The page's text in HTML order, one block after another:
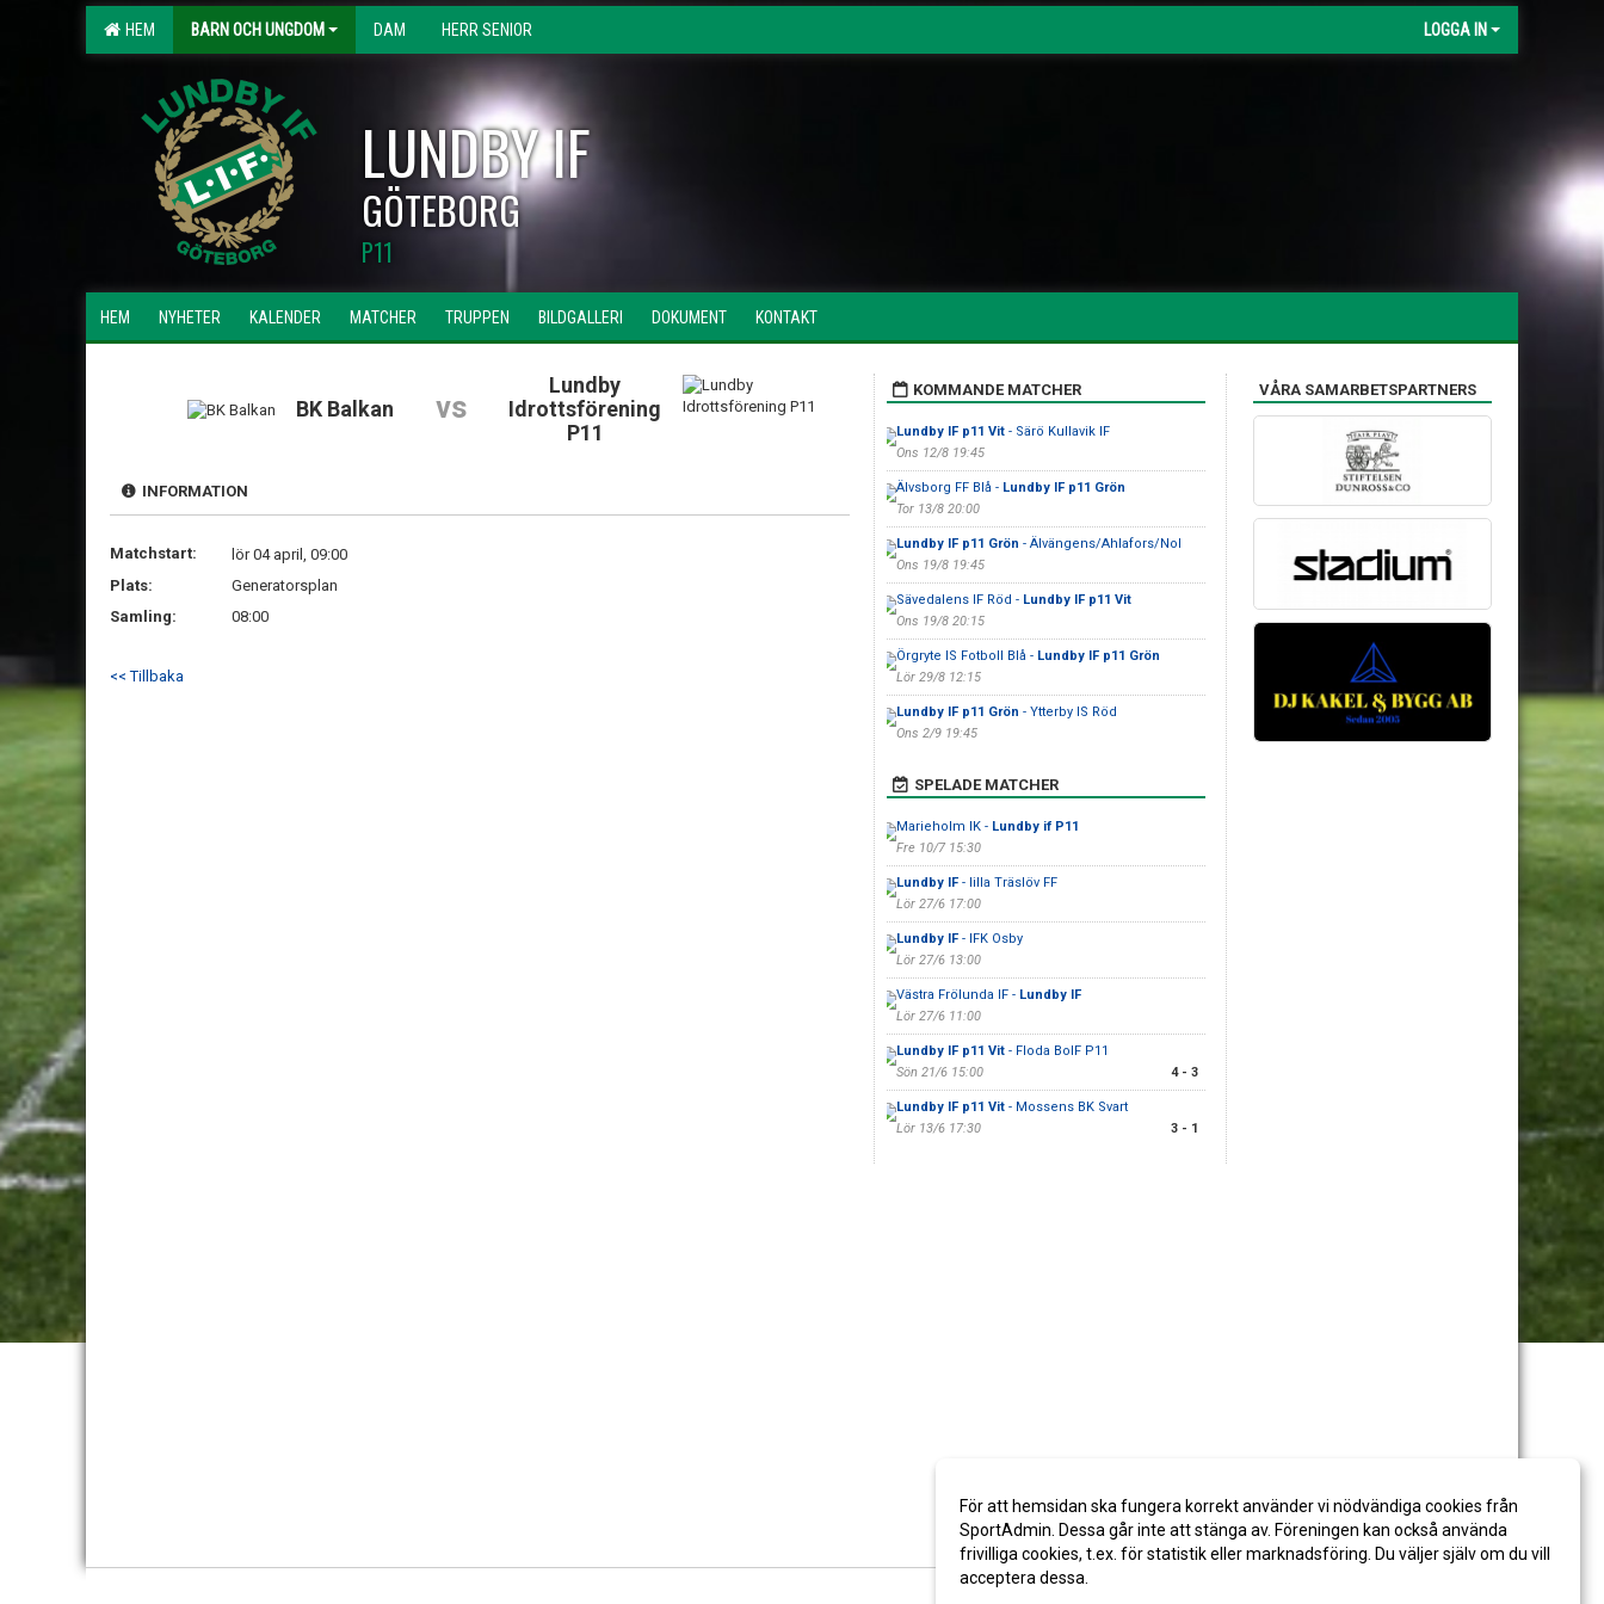
HEM BARN OCH UNGDOM DAM HERR SENIOR LOGGA IN
LUNDBY IF
GÖTEBORG
P11
HEM NYHETER KALENDER MATCHER TRUPPEN BILDGALLERI DOKUMENT KONTAKT
BK Balkan vs
Lundby
Idrottsförening
P11
INFORMATION
Matchstart:
lör 04 april, 09:00
Plats:
Generatorsplan
Samling:
08:00
<< Tillbaka
KOMMANDE MATCHER
Lundby IF p11 Vit- Särö Kullavik IF
Ons 12/8 19:45
Älvsborg FF Blå - Lundby IF p11 Grön
Tor 13/8 20:00
Lundby IF p11 Grön - Älvängens/Ahlafors/Nol
Ons 19/8 19:45
Sävedalens IF Röd - Lundby IF p11 Vit
Ons 19/8 20:15
Örgryte IS Fotboll Blå - Lundby IF p11 Grön
Lör 29/8 12:15
Lundby IF p11 Grön - Ytterby IS Röd
Ons 2/9 19:45
SPELADE MATCHER
Marieholm IK - Lundby if P11
Fre 10/7 15:30
Lundby IF- lilla Träslöv FF
Lör 27/6 17:00
Lundby IF- IFK Osby
Lör 27/6 13:00
Västra Frölunda IF - Lundby IF
Lör 27/6 11:00
Lundby IF p11 Vit- Floda BoIF P11
Sön 21/6 15:00
4 - 3
Lundby IF p11 Vit- Mossens BK Svart
Lör 13/6 17:30
3 - 1
VÅRA SAMARBETSPARTNERS
För att hemsidan ska fungera korrekt använder vi nödvändiga cookies från
SportAdmin. Dessa går inte att stänga av. Föreningen kan också använda
frivilliga cookies, t.ex. för statistik eller marknadsföring. Du väljer själv om du vill
acceptera dessa.